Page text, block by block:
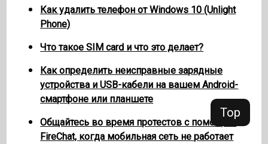
Top
Как удалить телефон от Windows 10 (Unlight
Phone)
Что такое SIM card и что это делает?
Как определить неисправные зарядные
устройства и USB-кабели на вашем Android-
смартфоне или планшете
Общайтесь во время протестов с помощью
FireChat, когда мобильная сеть не работает